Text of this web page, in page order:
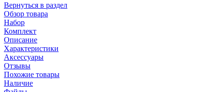
Вернуться в раздел
Обзор товара
Набор
Комплект
Описание
Характеристики
Аксессуары
Отзывы
Похожие товары
Наличие